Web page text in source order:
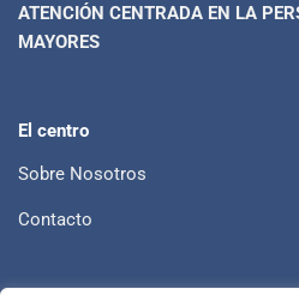
ATENCIÓN CENTRADA EN LA
MAYORES
El centro
Sobre Nosotros
Contacto